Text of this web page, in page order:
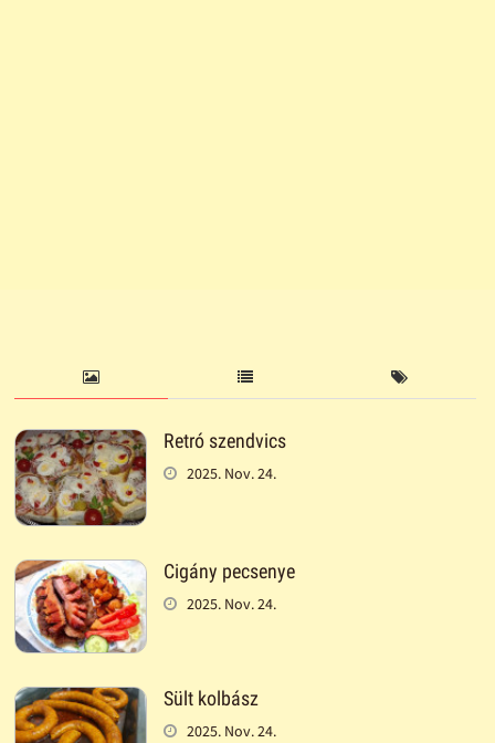
Retró szendvics
2025. Nov. 24.
Cigány pecsenye
2025. Nov. 24.
Sült kolbász
2025. Nov. 24.